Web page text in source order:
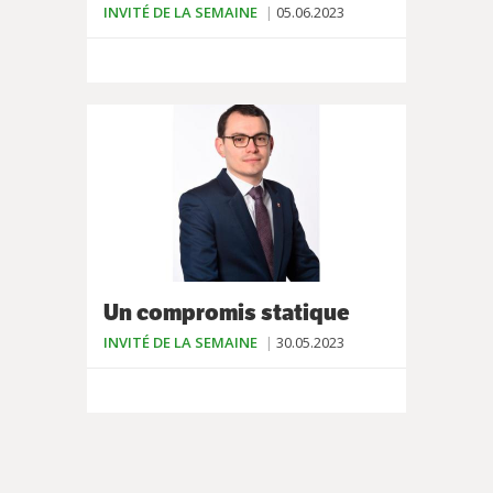
INVITÉ DE LA SEMAINE 05.06.2023
Un compromis statique
INVITÉ DE LA SEMAINE 30.05.2023